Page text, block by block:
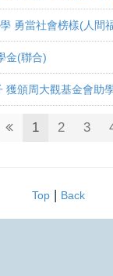
勇當社會榜樣(人間
金(聯合)
獲頒周大觀基金會助
1 2 3
Top| Back